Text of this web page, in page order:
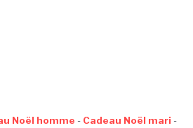
Noël homme - Cadeau Noël mari -